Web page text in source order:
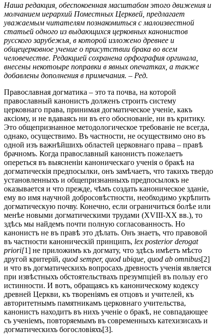
Наша редакция, обеспокоенная масштабом этого движения и
молчанием иерархий Поместных Церквей, предлагает
уважаемым читателям познакомиться с малоизвестной
статьей одного из выдающихся церковных канонистов
русского зарубежья, в которой изложено древнее и
общецерковное учение о присутствии брака во всем
человечестве. Редакцией сохранена орфография оргинала,
внесены некотоыре поправки в явных опечатках, а также
добавлены дополнения в примечания. – Ред.
Православная догматика – это та почва, на которой
православный канонистъ долженъ строить систему
церковнаго права, принимая догматическое ученіе, какъ
аксіому, и не вдаваясь ни въ его обоснованіе, ни въ критику.
Это общепризнанное методологическое требованіе не всегда,
однако, осуществимо. Въ частности, не осуществимо оно въ
одной изъ важнѣйшихъ областей церковнаго права – правѣ
брачномъ. Когда православный канонистъ пожелаетъ
опереться въ выясненіи каноническаго ученія о бракѣ на
догматическія предпосылки, онъ замѣчаетъ, что такихъ твердо
установленныхъ и общепризнанныхъ предпосылокъ не
оказывается и что прежде, чѣмъ создать каноническое зданіе,
ему во имя научной добросовѣстности, необходимо укрѣпить
догматическую почву. Конечно, если ограничиться болѣе или
менѣе новыми догматическими трудами (XVIII-XX вв.), то
здѣсь мы найдемъ почти полную согласованность. Но
канонистъ не въ правѣ это дѣлать. Онъ знаетъ, что правовой
въ частности каноническій принципъ, lex posterior derogat
priori[1] не приложимъ къ догмату, что здѣсь имѣетъ мѣсто
другой критерій, quod semper, quod ubique, quod ab omnibus[2]
и что въ догматическихъ вопросахъ древность ученія является
при извѣстныхъ обстоятельствахъ презумпціей въ пользу его
истинности. И вотъ, обращаясь къ каноническому кодексу
древней Церкви, къ твореніямъ ея отцовъ и учителей, къ
авторитетнымъ памятникамъ церковнаго учительства,
канонистъ находитъ въ нихъ ученіе о бракѣ, не совпадающее
съ ученіемъ, повторяемымъ въ современныхъ катехизисахъ и
догматическихъ богословіяхъ[3].